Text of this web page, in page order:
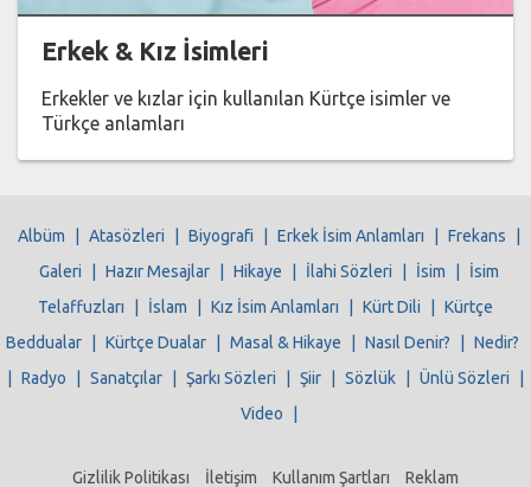
Erkek & Kız İsimleri
Erkekler ve kızlar için kullanılan Kürtçe isimler ve
Türkçe anlamları
Albüm Atasözleri Biyografi Erkek İsim Anlamları Frekans
Galeri
Hazır Mesajlar Hikaye İlahi Sözleri İsim
İsim
Telaffuzları
İslam Kız İsim Anlamları Kürt Dili
Kürtçe
Beddualar
Kürtçe Dualar Masal & Hikaye Nasıl Denir?
Nedir?
Radyo Sanatçılar Şarkı Sözleri Şiir Sözlük Ünlü Sözleri
Video
Gizlilik Politikası İletişim Kullanım Şartları Reklam